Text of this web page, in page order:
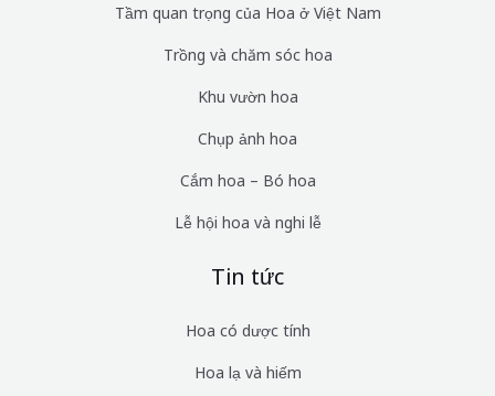
Tầm quan trọng của Hoa ở Việt Nam
Trồng và chăm sóc hoa
Khu vườn hoa
Chụp ảnh hoa
Cắm hoa – Bó hoa
Lễ hội hoa và nghi lễ
Tin tức
Hoa có dược tính
Hoa lạ và hiếm